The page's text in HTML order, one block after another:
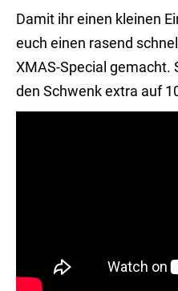
Damit ihr einen kleinen
euch einen rasend
XMAS-Special gemacht.
den Schwenk extra auf